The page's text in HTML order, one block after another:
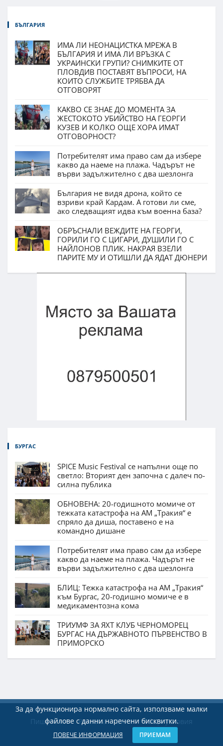
БЪЛГАРИЯ
ИМА ЛИ НЕОНАЦИСТКА МРЕЖА В
БЪЛГАРИЯ И ИМА ЛИ ВРЪЗКА С
УКРАИНСКИ ГРУПИ? СНИМКИТЕ ОТ
ПЛОВДИВ ПОСТАВЯТ ВЪПРОСИ, НА
КОИТО СЛУЖБИТЕ ТРЯБВА ДА
ОТГОВОРЯТ
КАКВО СЕ ЗНАЕ ДО МОМЕНТА ЗА
ЖЕСТОКОТО УБИЙСТВО НА ГЕОРГИ
КУЗЕВ И КОЛКО ОЩЕ ХОРА ИМАТ
ОТГОВОРНОСТ?
Потребителят има право сам да избере
какво да наеме на плажа. Чадърът не
върви задължително с два шезлонга
България не видя дрона, който се
взриви край Кардам. А готови ли сме,
ако следващият идва към военна база?
ОБРЪСНАЛИ ВЕЖДИТЕ НА ГЕОРГИ,
ГОРИЛИ ГО С ЦИГАРИ, ДУШИЛИ ГО С
НАЙЛОНОВ ПЛИК. НАКРАЯ ВЗЕЛИ
ПАРИТЕ МУ И ОТИШЛИ ДА ЯДАТ ДЮНЕРИ
БУРГАС
SPICE Music Festival се напълни още по
светло: Вторият ден започна с далеч по-
силна публика
ОБНОВЕНА: 20-годишното момиче от
тежката катастрофа на АМ „Тракия“ е
спряло да диша, поставено е на
командно дишане
Потребителят има право сам да избере
какво да наеме на плажа. Чадърът не
върви задължително с два шезлонга
БЛИЦ: Тежка катастрофа на АМ „Тракия“
към Бургас, 20-годишно момиче е в
медикаментозна кома
ТРИУМФ ЗА ЯХТ КЛУБ ЧЕРНОМОРЕЦ
БУРГАС НА ДЪРЖАВНОТО ПЪРВЕНСТВО В
ПРИМОРСКО
За да функционира нормално сайта, използваме малки
файлове с данни наречени бисквитки.
ПОВЕЧЕ ИНФОРМАЦИЯ ПРИЕМАМ
Пишете ни Реклама Екип Общи условия